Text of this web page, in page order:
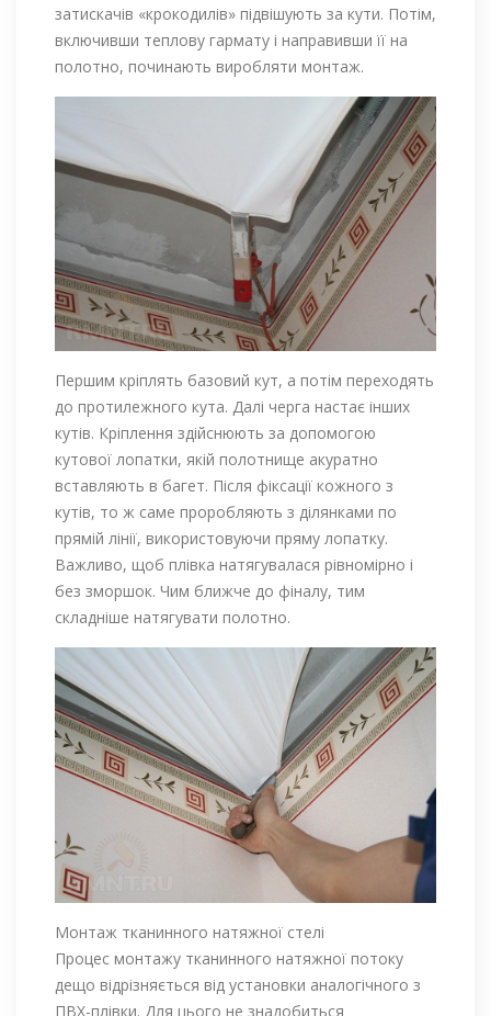
затискачів «крокодилів» підвішують за кути. Потім,
включивши теплову гармату і направивши її на
полотно, починають виробляти монтаж.
Першим кріплять базовий кут, а потім переходять
до протилежного кута. Далі черга настає інших
кутів. Кріплення здійснюють за допомогою
кутової лопатки, якій полотнище акуратно
вставляють в багет. Після фіксації кожного з
кутів, то ж саме проробляють з ділянками по
прямій лінії, використовуючи пряму лопатку.
Важливо, щоб плівка натягувалася рівномірно і
без зморшок. Чим ближче до фіналу, тим
складніше натягувати полотно.
Монтаж тканинного натяжної стелі
Процес монтажу тканинного натяжної потоку
дещо відрізняється від установки аналогічного з
ПВХ-плівки. Для цього не знадобиться